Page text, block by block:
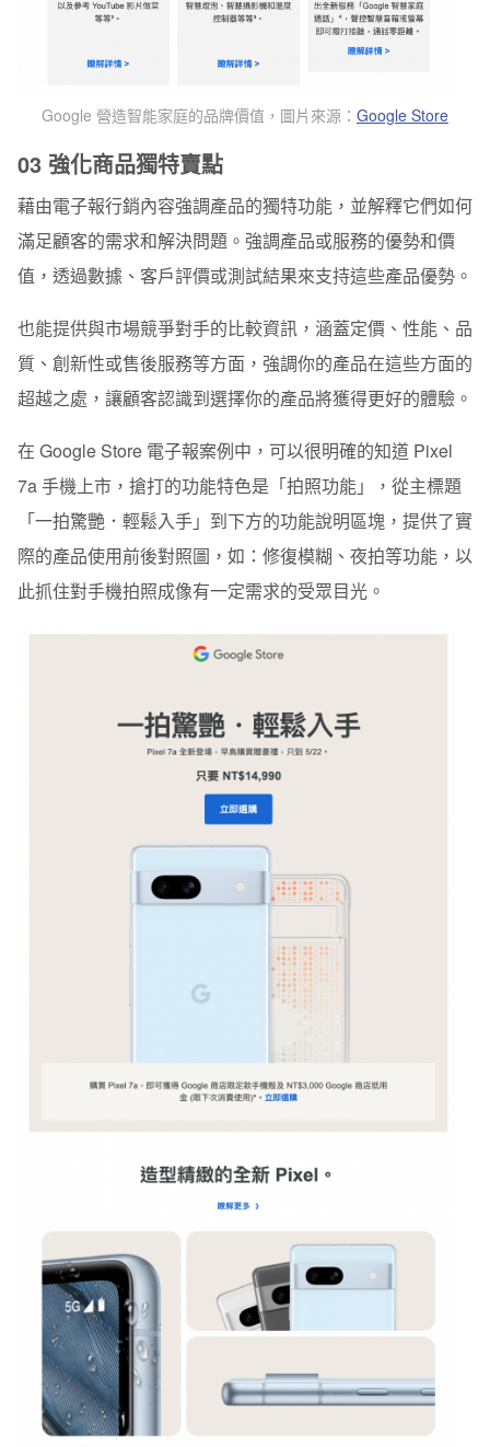
Google 營造智能家庭的品牌價值 ，圖片來源： Google Store
03 強化商品獨特賣點
藉由電子報行銷內容強調產品的獨特功能，並解釋它們如何
滿足顧客的需求和解決問題。強調產品或服務的優勢和價
值，透過數據、客戶評價或測試結果來支持這些產品優勢。
也能提供與市場競爭對手的比較資訊，涵蓋定價、性能、品
質、創新性或售後服務等方面，強調你的產品在這些方面的
超越之處，讓顧客認識到選擇你的產品將獲得更好的體驗。
在 Google Store 電子報案例中，可以很明確的知道 Pixel
7a 手機上市，搶打的功能特色是「拍照功能」，從主標題
「一拍驚艷．輕鬆入手」到下方的功能說明區塊，提供了實
際的產品使用前後對照圖，如：修復模糊、夜拍等功能，以
此抓住對手機拍照成像有一定需求的受眾目光。